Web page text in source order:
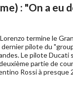
à
: "On a eu
termine le
pilote du
Le pilote Ducati
partie de
Rossi à